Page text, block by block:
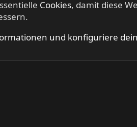
Cookies, damit diese
und konfiguriere